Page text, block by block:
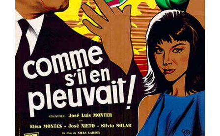
COMME S’IL EN PLEUVAIT